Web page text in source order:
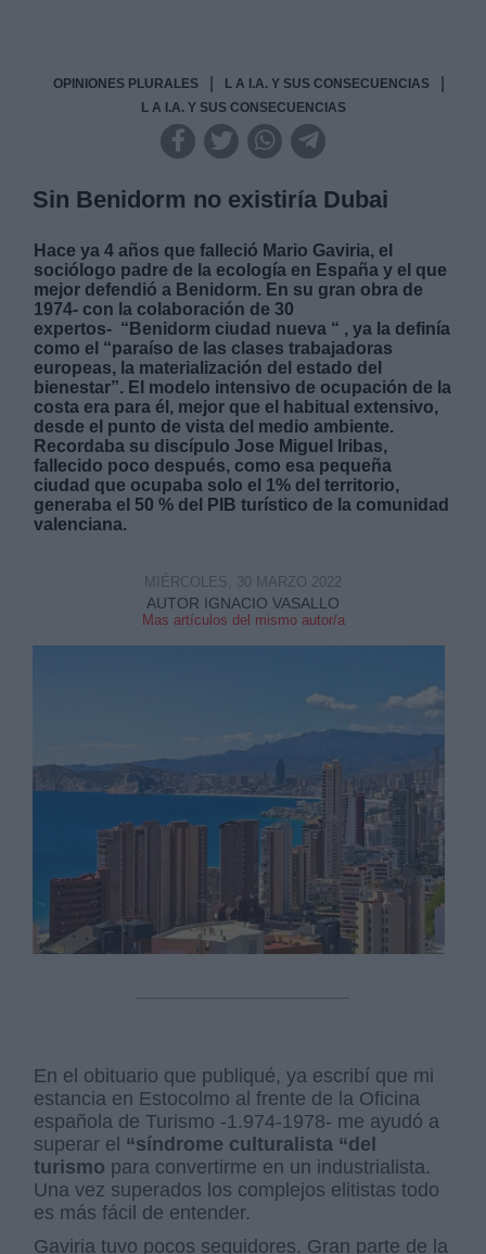
OPINIONES PLURALES L A I.A. Y SUS CONSECUENCIAS
L A I.A. Y SUS CONSECUENCIAS
Sin Benidorm no existiría Dubai
Hace ya 4 años que falleció Mario Gaviria, el
sociólogo padre de la ecología en España y el que
mejor defendió a Benidorm. En su gran obra de
1974- con la colaboración de 30
expertos- “Benidorm ciudad nueva “ , ya la definía
como el “paraíso de las clases trabajadoras
europeas, la materialización del estado del
bienestar”. El modelo intensivo de ocupación de la
costa era para él, mejor que el habitual extensivo,
desde el punto de vista del medio ambiente.
Recordaba su discípulo Jose Miguel Iribas,
fallecido poco después, como esa pequeña
ciudad que ocupaba solo el 1% del territorio,
generaba el 50 % del PIB turístico de la comunidad
valenciana.
AUTOR IGNACIO VASALLO
Mas artículos del mismo autor/a
MIÉRCOLES, 30 MARZO 2022
En el obituario que publiqué, ya escribí que mi
estancia en Estocolmo al frente de la Oficina
española de Turismo -1.974-1978- me ayudó a
superar el “síndrome culturalista “del
turismo para convertirme en un industrialista.
Una vez superados los complejos elitistas todo
es más fácil de entender.
Gaviria tuvo pocos seguidores. Gran parte de la